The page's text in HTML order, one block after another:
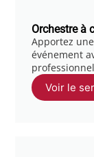
Orchestre à
Apportez
événement
Voir le